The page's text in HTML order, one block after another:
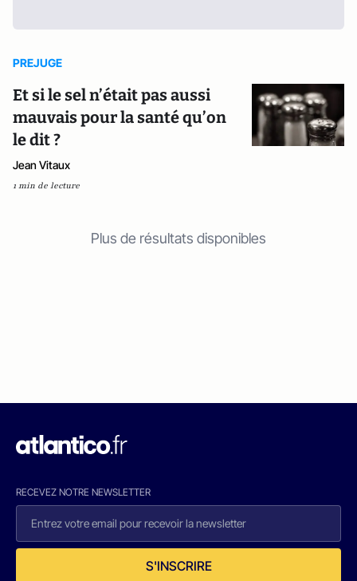
PREJUGE
Et si le sel n’était pas aussi
mauvais pour la santé qu’on
le dit ?
Jean Vitaux
1 min de lecture
Plus de résultats disponibles
RECEVEZ NOTRE NEWSLETTER
S'INSCRIRE